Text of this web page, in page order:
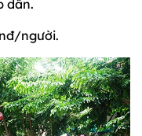
dẫn.
người.